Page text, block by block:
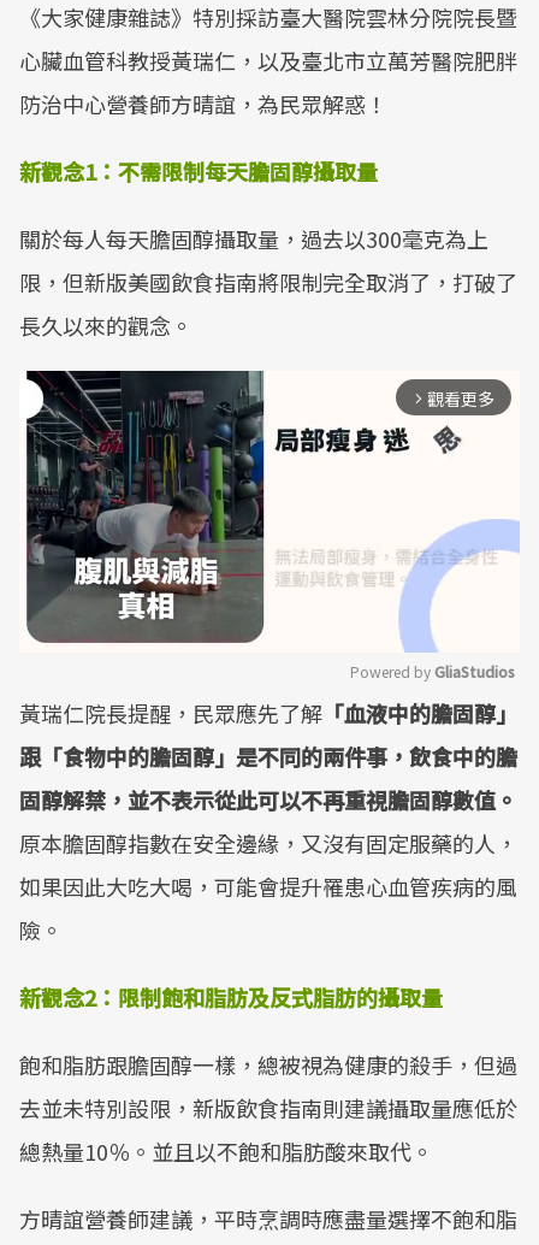
《大家健康雜誌》特別採訪臺大醫院雲林分院院長暨
心臟血管科教授黃瑞仁，以及臺北市立萬芳醫院肥胖
防治中心營養師方晴誼，為民眾解惑！
新觀念1： 不需限制每天膽固醇攝取量
關於每人每天膽固醇攝取量，過去以300毫克為上
限，但新版美國飲食指南將限制完全取消了，打破了
長久以來的觀念。
arrow_forward_ios 觀看更多
Mute
Powered by GliaStudios
黃瑞仁院長提醒，民眾應先了解 「血液中的膽固醇」
跟「食物中的膽固醇」是不同的兩件事，飲食中的膽
固醇解禁，並不表示從此可以不再重視膽固醇數值。
原本膽固醇指數在安全邊緣，又沒有固定服藥的人，
如果因此大吃大喝，可能會提升罹患心血管疾病的風
險。
新觀念2： 限制飽和脂肪及反式脂肪的攝取量
飽和脂肪跟膽固醇一樣，總被視為健康的殺手，但過
去並未特別設限，新版飲食指南則建議攝取量應低於
總熱量10％。並且以不飽和脂肪酸來取代。
方晴誼營養師建議，平時烹調時應盡量選擇不飽和脂